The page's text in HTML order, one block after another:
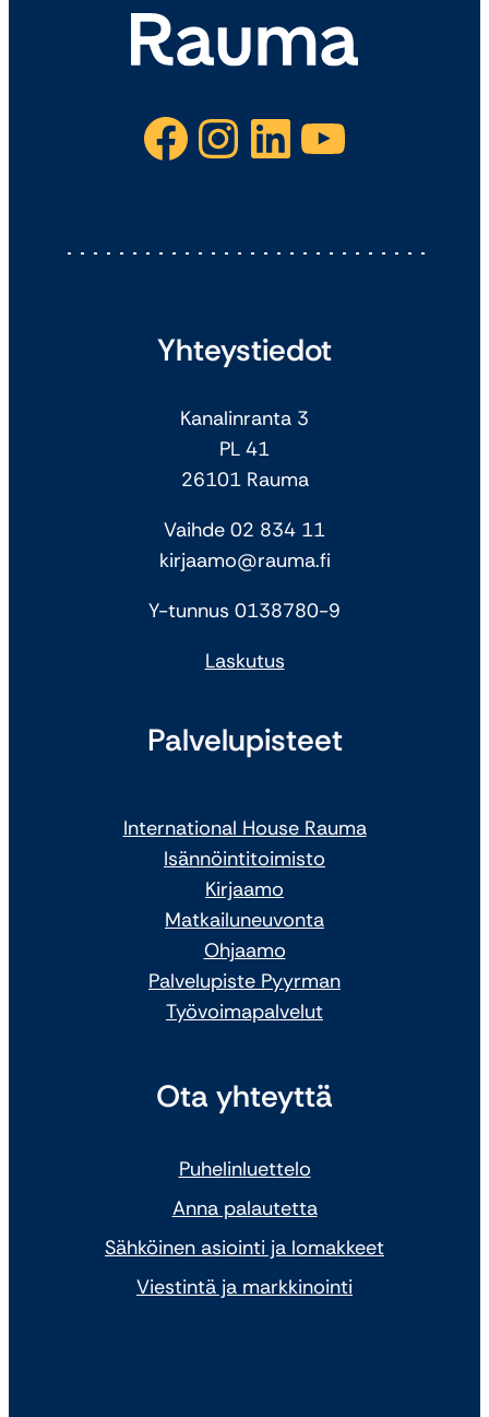
Facebook Instagram LinkedIn YouTube
Yhteystiedot
Kanalinranta 3
PL 41
26101 Rauma
Vaihde 02 834 11
kirjaamo@rauma.fi
Y-tunnus 0138780-9
Laskutus
Palvelupisteet
International House Rauma
Isännöintitoimisto
Kirjaamo
Matkailuneuvonta
Ohjaamo
Palvelupiste Pyyrman
Työvoimapalvelut
Ota yhteyttä
Puhelinluettelo
Anna palautetta
Sähköinen asiointi ja lomakkeet
Viestintä ja markkinointi